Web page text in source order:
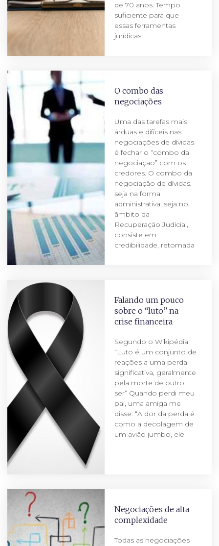
de 70 anos. Tempo
suficiente para que
essas ferramentas
jurídicas
O combo das
negociações
Uma das tarefas mais
árduas e difíceis nas
negociações de dívidas
é fechar o “combo da
negociação” com os
credores. O combo da
negociação de dívidas,
seja na forma
administrativa, seja no
âmbito da
Recuperação Judicial,
consiste em:
credibilidade, retomada
Falando um pouco
sobre o “luto” na
crise financeira
Segundo o Wikipédia
“Luto é um conjunto de
reações a uma perda
significativa, geralmente
pela morte de outro
ser” Quando perdi meu
pai, uma amiga me
disse: “A dor da perda é
como a decolagem de
um avião jumbo, ele
Negociações de alta
complexidade
Todas as negociações